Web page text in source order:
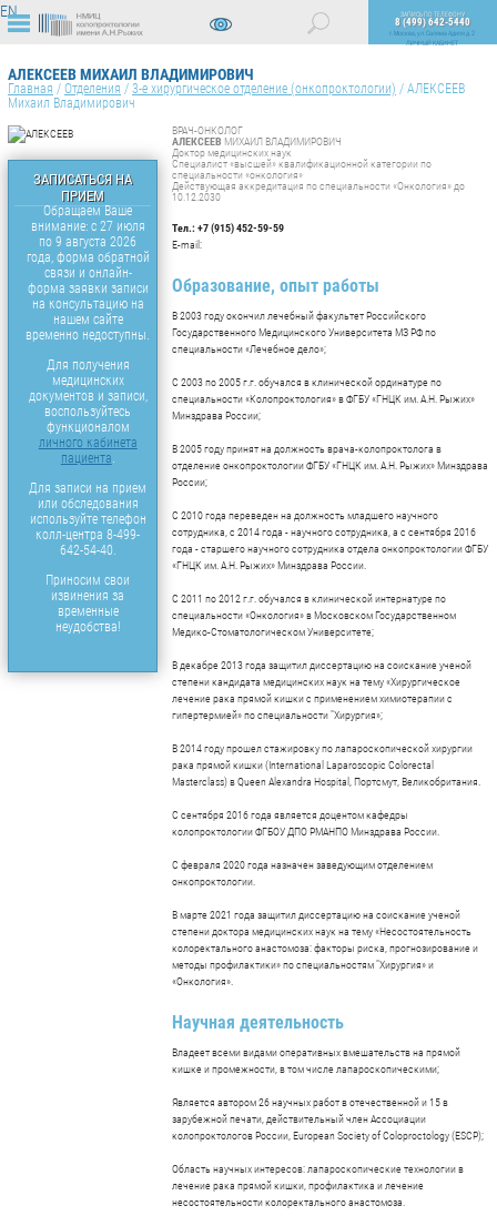
ДЛЯ
СЛАБОВИДЯЩИХ
EN ЗАПИСЬ ПО ТЕЛЕФОНУ
8 (499) 642-5440
г. Москва, ул. Саляма Адиля д. 2
ЛИЧНЫЙ КАБИНЕТ
АЛЕКСЕЕВ МИХАИЛ ВЛАДИМИРОВИЧ
Главная / Отделения / 3-е хирургическое отделение (онкопроктологии) / АЛЕКСЕЕВ
Михаил Владимирович
ВРАЧ-ОНКОЛОГ
АЛЕКСЕЕВ МИХАИЛ ВЛАДИМИРОВИЧ
Доктор медицинских наук
Специалист «высшей» квалификационной категории по
специальности «онкология»
Действующая аккредитация по специальности «Онкология» до
10.12.2030
Тел.: +7 (915) 452-59-59
E-mail:
ЗАПИСАТЬСЯ НА
ПРИЕМ
Обращаем Ваше
внимание: с 27 июля
по 9 августа 2026
года, форма обратной
связи и онлайн-
форма заявки записи
на консультацию на
нашем сайте
временно недоступны.
Для получения
медицинских
документов и записи,
воспользуйтесь
функционалом
личного кабинета
пациента.
Для записи на прием
или обследования
используйте телефон
колл-центра 8-499-
642-54-40.
Приносим свои
извинения за
временные
неудобства!
Образование, опыт работы
В 2003 году окончил лечебный факультет Российского
Государственного Медицинского Университета МЗ РФ по
специальности «Лечебное дело»;
C 2003 по 2005 г.г. обучался в клинической ординатуре по
специальности «Колопроктология» в ФГБУ «ГНЦК им. А.Н. Рыжих»
Минздрава России;
В 2005 году принят на должность врача-колопроктолога в
отделение онкопроктологии ФГБУ «ГНЦК им. А.Н. Рыжих» Минздрава
России;
C 2010 года переведен на должность младшего научного
сотрудника, с 2014 года - научного сотрудника, а с сентября 2016
года - старшего научного сотрудника отдела онкопроктологии ФГБУ
«ГНЦК им. А.Н. Рыжих» Минздрава России.
C 2011 по 2012 г.г. обучался в клинической интернатуре по
специальности «Онкология» в Московском Государственном
Медико-Стоматологическом Университете;
В декабре 2013 года защитил диссертацию на соискание ученой
степени кандидата медицинских наук на тему «Хирургическое
лечение рака прямой кишки с применением химиотерапии с
гипертермией» по специальности "Хирургия»;
В 2014 году прошел стажировку по лапароскопической хирургии
рака прямой кишки (International Laparoscopic Colorectal
Masterclass) в Queen Alexandra Hospital, Портсмут, Великобритания.
С сентября 2016 года является доцентом кафедры
колопроктологии ФГБОУ ДПО РМАНПО Минздрава России.
С февраля 2020 года назначен заведующим отделением
онкопроктологии.
В марте 2021 года защитил диссертацию на соискание ученой
степени доктора медицинских наук на тему «Несостоятельность
колоректального анастомоза: факторы риска, прогнозирование и
методы профилактики» по специальностям "Хирургия» и
«Онкология».
Научная деятельность
Владеет всеми видами оперативных вмешательств на прямой
кишке и промежности, в том числе лапароскопическими;
Является автором 26 научных работ в отечественной и 15 в
зарубежной печати, действительный член Ассоциации
колопроктологов России, European Society of Coloproctology (ESCP);
Область научных интересов: лапароскопические технологии в
лечение рака прямой кишки, профилактика и лечение
несостоятельности колоректального анастомоза.